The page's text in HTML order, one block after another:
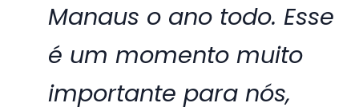
Manaus o ano todo. Esse
é um momento muito
importante para nós,